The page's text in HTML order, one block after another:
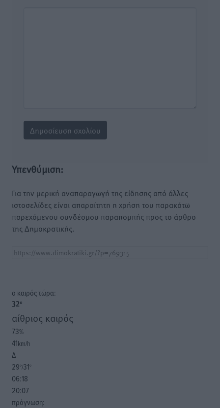
Υπενθύμιση:
Για την μερική αναπαραγωγή της είδησης από άλλες
ιστοσελίδες είναι απαραίτητη η χρήση του παρακάτω
παρεχόμενου συνδέσμου παραπομπής προς το άρθρο
της Δημοκρατικής.
o καιρός τώρα:
32°
αίθριος καιρός
73%
41km/h
Δ
29°/31°
06:18
20:07
πρόγνωση: